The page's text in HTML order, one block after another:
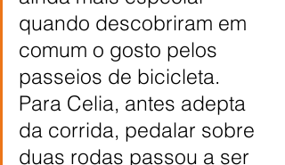
quando descobriram em
comum o gosto pelos
passeios de bicicleta.
Para Celia, antes adepta
da corrida, pedalar sobre
duas rodas passou a ser